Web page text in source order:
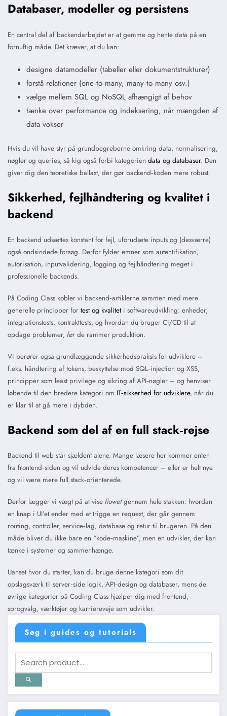
Databaser, modeller og persistens
En central del af backendarbejdet er at gemme og hente data på en
fornuftig måde. Det kræver, at du kan:
designe datamodeller (tabeller eller dokumentstrukturer)
forstå relationer (one‑to‑many, many‑to‑many osv.)
vælge mellem SQL og NoSQL afhængigt af behov
tænke over performance og indeksering, når mængden af
data vokser
Hvis du vil have styr på grundbegreberne omkring data, normalisering,
nøgler og queries, så kig også forbi kategorien data og databaser. Den
giver dig den teoretiske ballast, der gør backend‑koden mere robust.
Sikkerhed, fejlhåndtering og kvalitet i
backend
En backend udsættes konstant for fejl, uforudsete inputs og (desværre)
også ondsindede forsøg. Derfor fylder emner som autentifikation,
autorisation, inputvalidering, logging og fejlhåndtering meget i
professionelle backends.
På Coding Class kobler vi backend‑artiklerne sammen med mere
generelle principper for test og kvaliteti softwareudvikling: enheder,
integrationstests, kontrakttests, og hvordan du bruger CI/CD til at
opdage problemer, før de rammer produktion.
Vi berører også grundlæggende sikkerhedspraksis for udviklere –
f.eks. håndtering af tokens, beskyttelse mod SQL‑injection og XSS,
principper som least privilege og sikring af API‑nøgler – og henviser
løbende til den bredere kategori om IT‑sikkerhed for udviklere, når du
er klar til at gå mere i dybden.
Backend som del af en full stack‑rejse
Backend til web står sjældent alene. Mange læsere her kommer enten
fra frontend‑siden og vil udvide deres kompetencer – eller er helt nye
og vil være mere full stack‑orienterede.
Derfor lægger vi vægt på at vise flowetgennem hele stakken: hvordan
en knap i UI’et ender med at trigge en request, der går gennem
routing, controller, service‑lag, database og retur til brugeren. På den
måde bliver du ikke bare en “kode‑maskine”, men en udvikler, der kan
tænke i systemer og sammenhænge.
Uanset hvor du starter, kan du bruge denne kategori som dit
opslagsværk til server‑side logik, API‑design og databaser, mens de
øvrige kategorier på Coding Class hjælper dig med frontend,
sprogvalg, værktøjer og karriereveje som udvikler.
Søg i guides og tutorials